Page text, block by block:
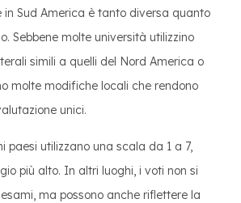
in Sud America è tanto diversa quanto
Sebbene molte università utilizzino
simili a quelli del Nord America o
molte modifiche locali che rendono
unici.
paesi utilizzano una scala da 1 a 7,
più alto. In altri luoghi, i voti non si
ma possono anche riflettere la